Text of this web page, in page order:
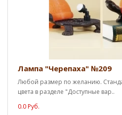
Лампа "Черепаха" №209
Любой размер по желанию.
цвета в разделе "Доступные вар..
0.0 Руб.